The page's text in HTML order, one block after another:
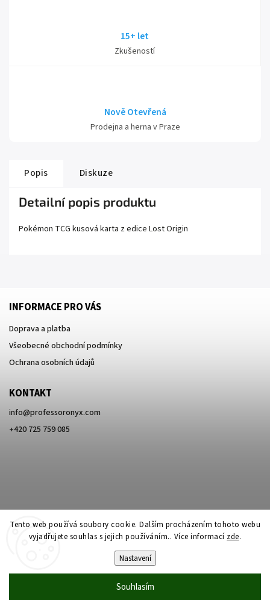
Tento web používá soubory cookie. Dalším procházením tohoto webu
vyjadřujete souhlas s jejich používáním.. Více informací zde.
Nastavení
Souhlasím
15+ let
Zkušeností
Nově Otevřená
Prodejna a herna v Praze
Popis Diskuze
Detailní popis produktu
Pokémon TCG kusová karta z edice Lost Origin
INFORMACE PRO VÁS
Doprava a platba
Všeobecné obchodní podmínky
Ochrana osobních údajů
KONTAKT
info@professoronyx.com
+420 725 759 085
Professor Onyx. Všechna práva vyhrazena.